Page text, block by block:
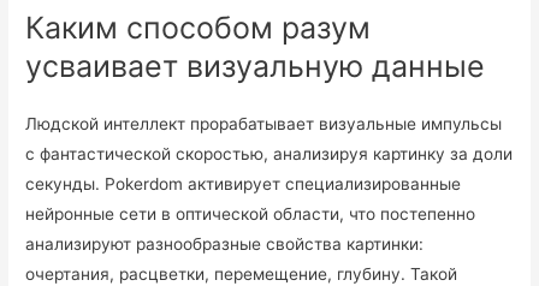
Каким способом разум
усваивает визуальную данные
Людской интеллект прорабатывает визуальные импульсы
с фантастической скоростью, анализируя картинку за доли
секунды. Pokerdom активирует специализированные
нейронные сети в оптической области, что постепенно
анализируют разнообразные свойства картинки:
очертания, расцветки, перемещение, глубину. Такой